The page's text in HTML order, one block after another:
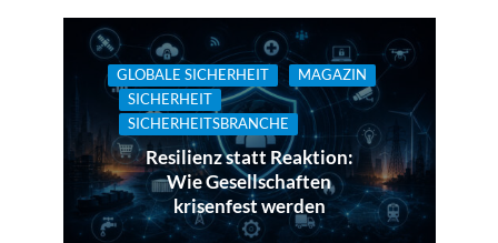
GLOBALE SICHERHEIT
MAGAZIN
SICHERHEIT
SICHERHEITSBRANCHE
Resilienz statt Reaktion:
Wie Gesellschaften
krisenfest werden